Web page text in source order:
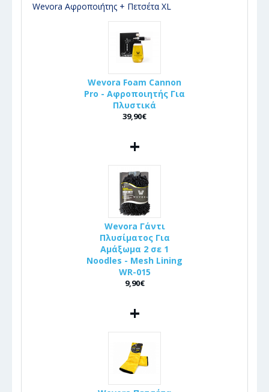
Wevora Αφροποιήτης + Πετσέτα XL
Wevora Foam Cannon
Pro - Αφροποιητής Για
Πλυστικά
39,90€
+
Wevora Γάντι
Πλυσίματος Για
Αμάξωμα 2 σε 1
Noodles - Mesh Lining
WR-015
9,90€
+